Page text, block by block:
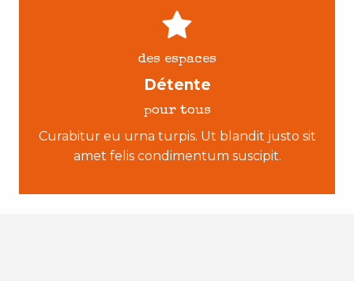
des espaces
Détente
pour tous
Curabitur eu urna turpis. Ut blandit justo sit
amet felis condimentum suscipit.